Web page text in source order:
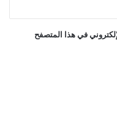
في هذا المتصفح